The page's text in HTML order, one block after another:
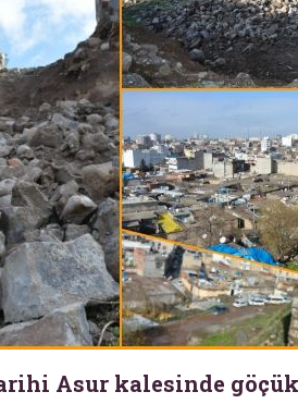
Asur kalesinde